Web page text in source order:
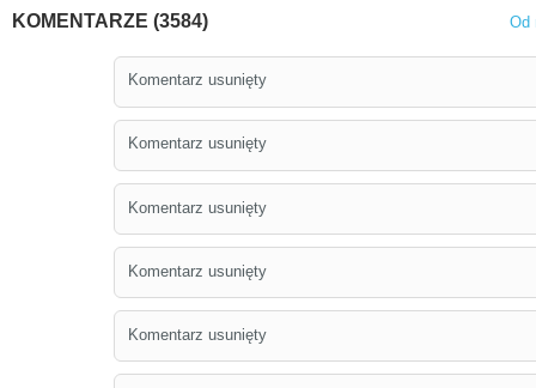
KOMENTARZE (3584) Od
Komentarz usunięty
Komentarz usunięty
Komentarz usunięty
Komentarz usunięty
Komentarz usunięty